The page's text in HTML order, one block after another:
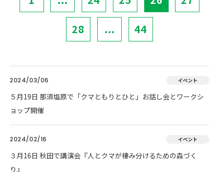
28 ... 44
2024/03/06 イベント
５月19日 那須塩原で「クマともりとひと」お話し会とワークシ
ョップ開催
2024/02/16 イベント
３月16日 秋田で講演会『人とクマが棲み分けるための森づく
り』